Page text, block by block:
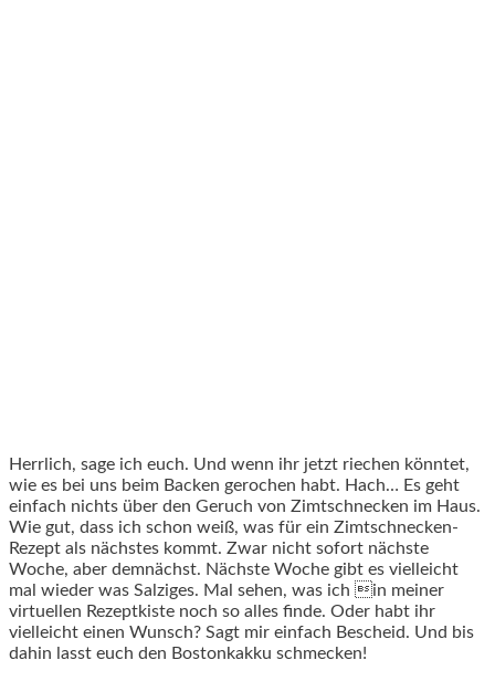
Herrlich, sage ich euch. Und wenn ihr jetzt riechen könntet,
wie es bei uns beim Backen gerochen habt. Hach… Es geht
einfach nichts über den Geruch von Zimtschnecken im Haus.
Wie gut, dass ich schon weiß, was für ein Zimtschnecken-
Rezept als nächstes kommt. Zwar nicht sofort nächste
Woche, aber demnächst. Nächste Woche gibt es vielleicht
mal wieder was Salziges. Mal sehen, was ich in meiner
virtuellen Rezeptkiste noch so alles finde. Oder habt ihr
vielleicht einen Wunsch? Sagt mir einfach Bescheid. Und bis
dahin lasst euch den Bostonkakku schmecken!